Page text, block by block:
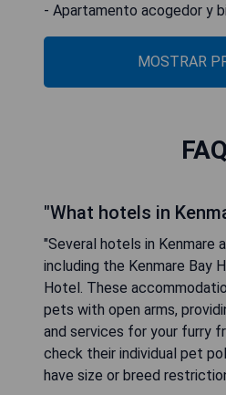
- Apartamento acogedor y
MOSTRAR
FAQ
"What hotels in
"Several hotels in Kenmare
including the Kenmare Bay
Hotel. These
pets with open arms,
and services for your furry
check their individual pet
have size or breed